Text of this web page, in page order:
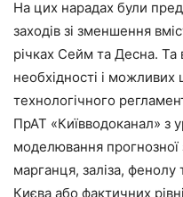
На цих нарадах були
заходів зі зменшення
річках Сейм та Десна. Та
необхідності і можливих
технологічного
ПрАТ «Київводоканал» з
моделювання прогнозної
марганця, заліза,
Києва або фактичних